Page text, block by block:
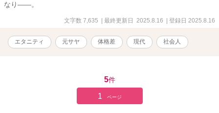
なり――。
文字数 7,635 | 最終更新日 2025.8.16 | 登録日 2025.8.16
エタニティ 元サヤ 体格差 現代 社会人
5件
1 ページ